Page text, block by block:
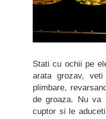
Stati cu ochii pe
arata grozav,
plimbare,
de groaza. Nu va
cuptor si le